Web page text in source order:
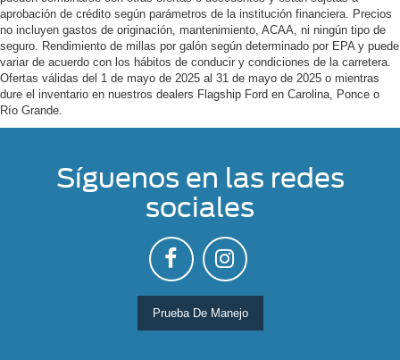
aprobación de crédito según parámetros de la institución financiera. Precios
no incluyen gastos de originación, mantenimiento, ACAA, ni ningún tipo de
seguro. Rendimiento de millas por galón según determinado por EPA y puede
variar de acuerdo con los hábitos de conducir y condiciones de la carretera.
Ofertas válidas del 1 de mayo de 2025 al 31 de mayo de 2025 o mientras
dure el inventario en nuestros dealers Flagship Ford en Carolina, Ponce o
Río Grande.
Síguenos en las redes
sociales
Prueba De Manejo